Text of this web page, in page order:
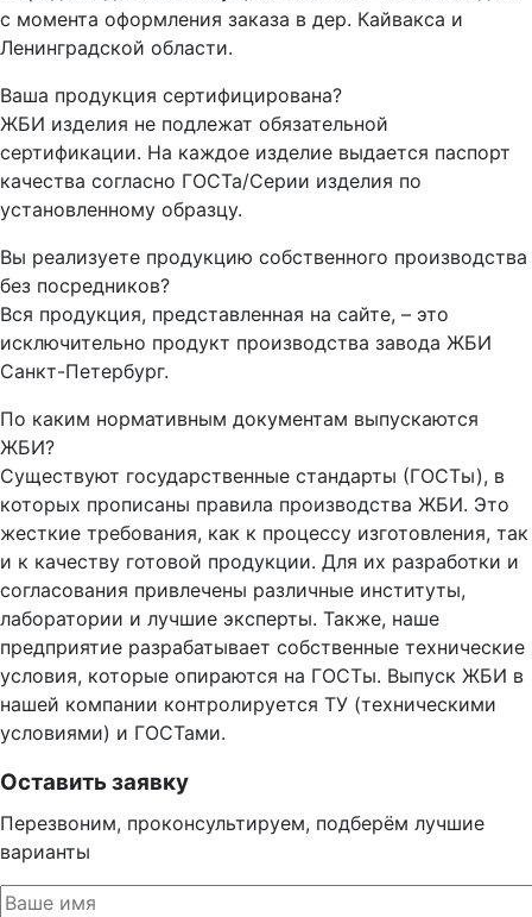
с момента оформления заказа в дер. Кайвакса и
Ленинградской области.
Ваша продукция сертифицирована?
ЖБИ изделия не подлежат обязательной
сертификации. На каждое изделие выдается паспорт
качества согласно ГОСТа/Серии изделия по
установленному образцу.
Вы реализуете продукцию собственного производства
без посредников?
Вся продукция, представленная на сайте, – это
исключительно продукт производства завода ЖБИ
Санкт-Петербург.
По каким нормативным документам выпускаются
ЖБИ?
Существуют государственные стандарты (ГОСТы), в
которых прописаны правила производства ЖБИ. Это
жесткие требования, как к процессу изготовления, так
и к качеству готовой продукции. Для их разработки и
согласования привлечены различные институты,
лаборатории и лучшие эксперты. Также, наше
предприятие разрабатывает собственные технические
условия, которые опираются на ГОСТы. Выпуск ЖБИ в
нашей компании контролируется ТУ (техническими
условиями) и ГОСТами.
Оставить заявку
Перезвоним, проконсультируем, подберём лучшие
варианты